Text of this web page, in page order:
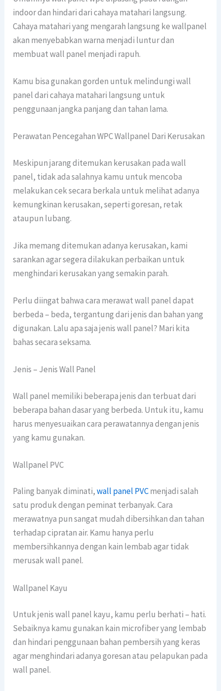
indoor dan hindari dari cahaya matahari langsung.
Cahaya matahari yang mengarah langsung ke wallpanel
akan menyebabkan warna menjadi luntur dan
membuat wall panel menjadi rapuh.
Kamu bisa gunakan gorden untuk melindungi wall
panel dari cahaya matahari langsung untuk
penggunaan jangka panjang dan tahan lama.
Perawatan Pencegahan WPC Wallpanel Dari Kerusakan
Meskipun jarang ditemukan kerusakan pada wall
panel, tidak ada salahnya kamu untuk mencoba
melakukan cek secara berkala untuk melihat adanya
kemungkinan kerusakan, seperti goresan, retak
ataupun lubang.
Jika memang ditemukan adanya kerusakan, kami
sarankan agar segera dilakukan perbaikan untuk
menghindari kerusakan yang semakin parah.
Perlu diingat bahwa cara merawat wall panel dapat
berbeda – beda, tergantung dari jenis dan bahan yang
digunakan. Lalu apa saja jenis wall panel? Mari kita
bahas secara seksama.
Jenis – Jenis Wall Panel
Wall panel memiliki beberapa jenis dan terbuat dari
beberapa bahan dasar yang berbeda. Untuk itu, kamu
harus menyesuaikan cara perawatannya dengan jenis
yang kamu gunakan.
Wallpanel PVC
Paling banyak diminati,wall panel PVCmenjadi salah
satu produk dengan peminat terbanyak. Cara
merawatnya pun sangat mudah dibersihkan dan tahan
terhadap cipratan air. Kamu hanya perlu
membersihkannya dengan kain lembab agar tidak
merusak wall panel.
Wallpanel Kayu
Untuk jenis wall panel kayu, kamu perlu berhati – hati.
Sebaiknya kamu gunakan kain microfiber yang lembab
dan hindari penggunaan bahan pembersih yang keras
agar menghindari adanya goresan atau pelapukan pada
wall panel.